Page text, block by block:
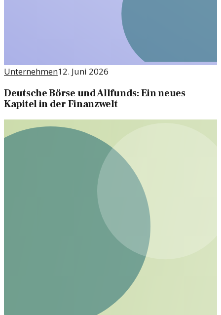
Unternehmen12. Juni 2026
Deutsche Börse und Allfunds: Ein neues
Kapitel in der Finanzwelt